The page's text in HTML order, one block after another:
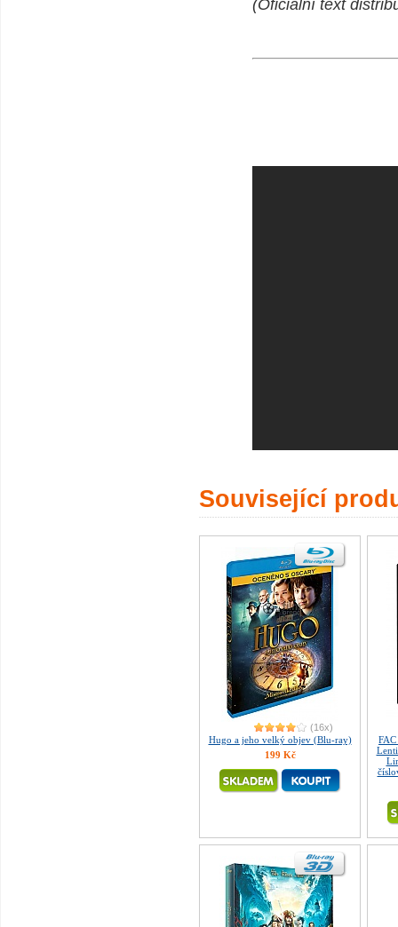
(Oficiální text
Související
(16x)
Hugo a jeho velký objev (Blu-ray)
199 Kč